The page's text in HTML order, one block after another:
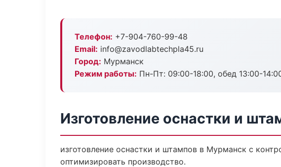
Телефон: +7-904-760-99-48
Email: info@zavodlabtechpla45.ru
Город: Мурманск
Режим работы: Пн-Пт: 09:00-18:00, обед 13:00-
Изготовление оснастки и
изготовление оснастки и штампов в Мурманск с
оптимизировать производство.